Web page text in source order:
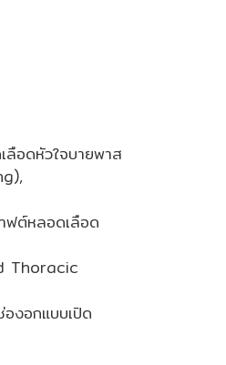
ลือดหัวใจบายพาส
ฟต์หลอดเลือด
Thoracic
งอกแบบเปิด